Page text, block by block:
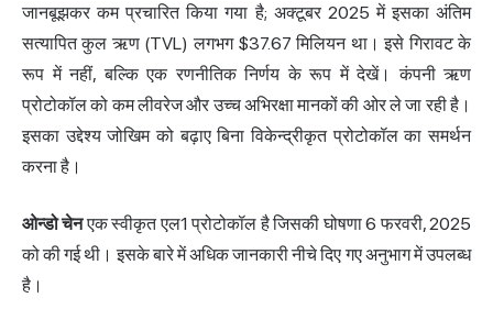
जानबूझकर कम प्रचारित किया गया है; अक्टूबर 2025 में इसका अंतिम
सत्यापित कुल ऋण (TVL) लगभग $37.67 मिलियन था। इसे गिरावट के
रूप में नहीं, बल्कि एक रणनीतिक निर्णय के रूप में देखें। कंपनी ऋण
प्रोटोकॉल को कम लीवरेज और उच्च अभिरक्षा मानकों की ओर ले जा रही है।
इसका उद्देश्य जोखिम को बढ़ाए बिना विकेन्द्रीकृत प्रोटोकॉल का समर्थन
करना है।
ओन्डो चेनएक स्वीकृत एल1 प्रोटोकॉल है जिसकी घोषणा 6 फरवरी, 2025
को की गई थी। इसके बारे में अधिक जानकारी नीचे दिए गए अनुभाग में उपलब्ध
है।